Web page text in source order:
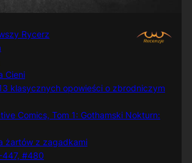
Rycerz
Cieni
klasycznych opowieści o zbrodniczym
Comics, Tom 1: Gothamski Nokturn:
żartów z zagadkami
#480